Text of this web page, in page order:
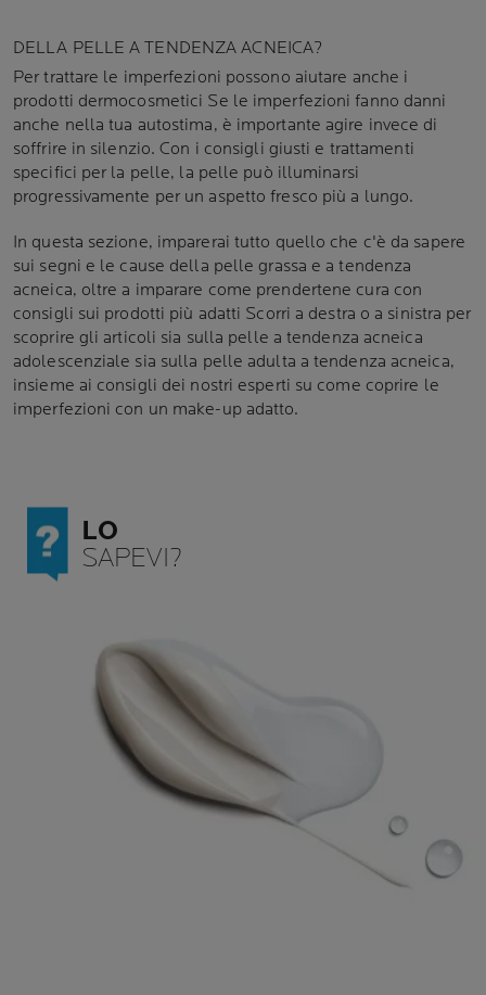
DELLA PELLE A TENDENZA ACNEICA?
Per trattare le imperfezioni possono aiutare anche i
prodotti dermocosmetici Se le imperfezioni fanno danni
anche nella tua autostima, è importante agire invece di
soffrire in silenzio. Con i consigli giusti e trattamenti
specifici per la pelle, la pelle può illuminarsi
progressivamente per un aspetto fresco più a lungo.
In questa sezione, imparerai tutto quello che c'è da sapere
sui segni e le cause della pelle grassa e a tendenza
acneica, oltre a imparare come prendertene cura con
consigli sui prodotti più adatti Scorri a destra o a sinistra per
scoprire gli articoli sia sulla pelle a tendenza acneica
adolescenziale sia sulla pelle adulta a tendenza acneica,
insieme ai consigli dei nostri esperti su come coprire le
imperfezioni con un make-up adatto.
LO
SAPEVI?